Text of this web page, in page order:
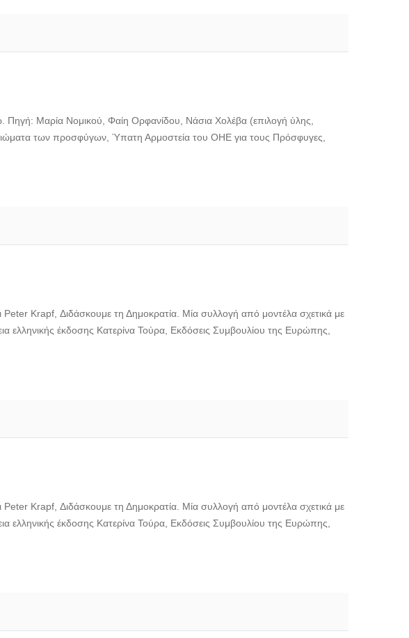
Πηγή: Μαρία Νομικού, Φαίη Ορφανίδου, Νάσια Χολέβα (επιλογή ύλης,
των προσφύγων, Ύπατη Αρμοστεία του ΟΗΕ για τους Πρόσφυγες,
Krapf, Διδάσκουμε τη Δημοκρατία. Μία συλλογή από μοντέλα σχετικά με
ελληνικής έκδοσης Κατερίνα Τούρα, Εκδόσεις Συμβουλίου της Ευρώπης,
Krapf, Διδάσκουμε τη Δημοκρατία. Μία συλλογή από μοντέλα σχετικά με
ελληνικής έκδοσης Κατερίνα Τούρα, Εκδόσεις Συμβουλίου της Ευρώπης,